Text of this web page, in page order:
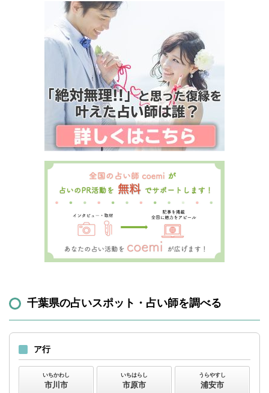
千葉県の占いスポット・占い師を調べる
ア行
いちかわし
市川市
いちはらし
市原市
うらやすし
浦安市